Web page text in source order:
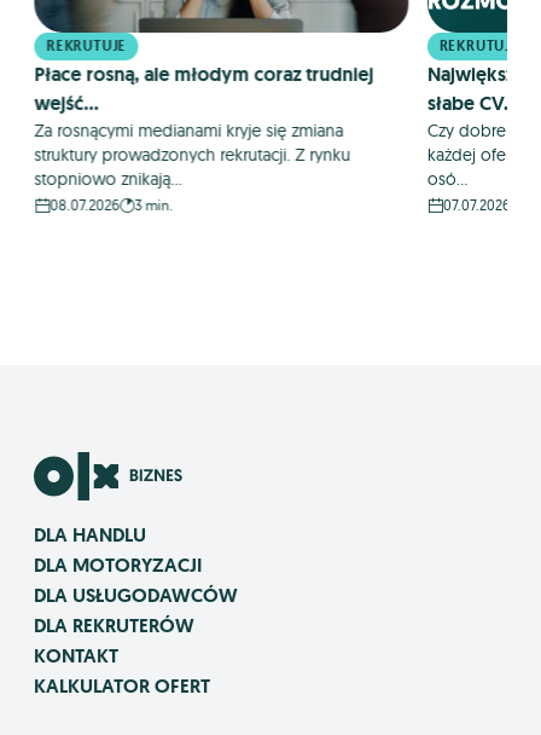
REKRUTUJE
Płace rosną, ale młodym coraz trudniej
wejść...
Za rosnącymi medianami kryje się zmiana
struktury prowadzonych rekrutacji. Z rynku
stopniowo znikają...
08.07.2026 3 min.
REKRUTUJE
słabe CV....
Czy dobre CV
każdej oferty
osó...
07.07.2026
DLA HANDLU
DLA MOTORYZACJI
DLA USŁUGODAWCÓW
DLA REKRUTERÓW
KONTAKT
KALKULATOR OFERT